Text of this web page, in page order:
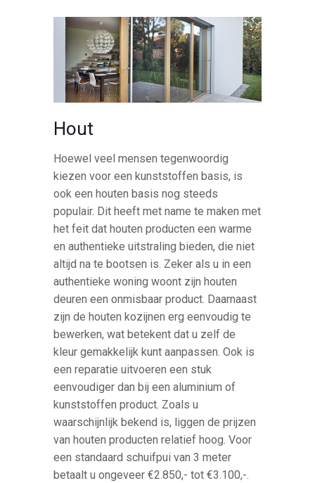
Hout
Hoewel veel mensen tegenwoordig
kiezen voor een kunststoffen basis, is
ook een houten basis nog steeds
populair. Dit heeft met name te maken met
het feit dat houten producten een warme
en authentieke uitstraling bieden, die niet
altijd na te bootsen is. Zeker als u in een
authentieke woning woont zijn houten
deuren een onmisbaar product. Daarnaast
zijn de houten kozijnen erg eenvoudig te
bewerken, wat betekent dat u zelf de
kleur gemakkelijk kunt aanpassen. Ook is
een reparatie uitvoeren een stuk
eenvoudiger dan bij een aluminium of
kunststoffen product. Zoals u
waarschijnlijk bekend is, liggen de prijzen
van houten producten relatief hoog. Voor
een standaard schuifpui van 3 meter
betaalt u ongeveer €2.850,- tot €3.100,-.